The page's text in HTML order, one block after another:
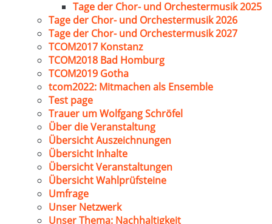
Tage der Chor- und Orchestermusik 2025
Tage der Chor- und Orchestermusik 2026
Tage der Chor- und Orchestermusik 2027
TCOM2017 Konstanz
TCOM2018 Bad Homburg
TCOM2019 Gotha
tcom2022: Mitmachen als Ensemble
Test page
Trauer um Wolfgang Schröfel
Über die Veranstaltung
Übersicht Auszeichnungen
Übersicht Inhalte
Übersicht Veranstaltungen
Übersicht Wahlprüfsteine
Umfrage
Unser Netzwerk
Unser Thema: Nachhaltigkeit